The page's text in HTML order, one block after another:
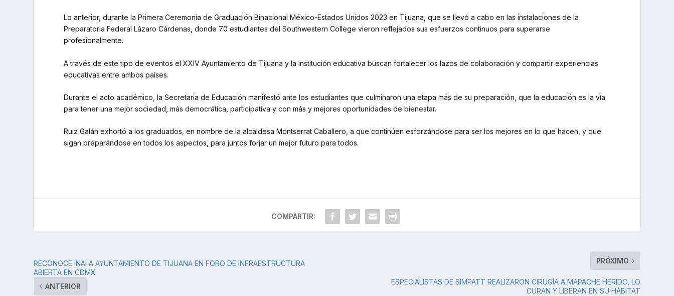
Lo anterior, durante la Primera Ceremonia de Graduación Binacional México-Estados Unidos 2023 en Tijuana, que se llevó a cabo en las instalaciones de la
Preparatoria Federal Lázaro Cárdenas, donde 70 estudiantes del Southwestern College vieron reflejados sus esfuerzos continuos para superarse
profesionalmente.
A través de este tipo de eventos el XXIV Ayuntamiento de Tijuana y la institución educativa buscan fortalecer los lazos de colaboración y compartir experiencias
educativas entre ambos países.
Durante el acto académico, la Secretaria de Educación manifestó ante los estudiantes que culminaron una etapa más de su preparación, que la educación es la vía
para tener una mejor sociedad, más democrática, participativa y con más y mejores oportunidades de bienestar.
Ruiz Galán exhortó a los graduados, en nombre de la alcaldesa Montserrat Caballero, a que continúen esforzándose para ser los mejores en lo que hacen, y que
sigan preparándose en todos los aspectos, para juntos forjar un mejor futuro para todos.
COMPARTIR:
RECONOCE INAI A AYUNTAMIENTO DE TIJUANA EN FORO DE INFRAESTRUCTURA
ABIERTA EN CDMX
ANTERIOR
PRÓXIMO
ESPECIALISTAS DE SIMPATT REALIZARON CIRUGÍA A MAPACHE HERIDO, LO
CURAN Y LIBERAN EN SU HÁBITAT